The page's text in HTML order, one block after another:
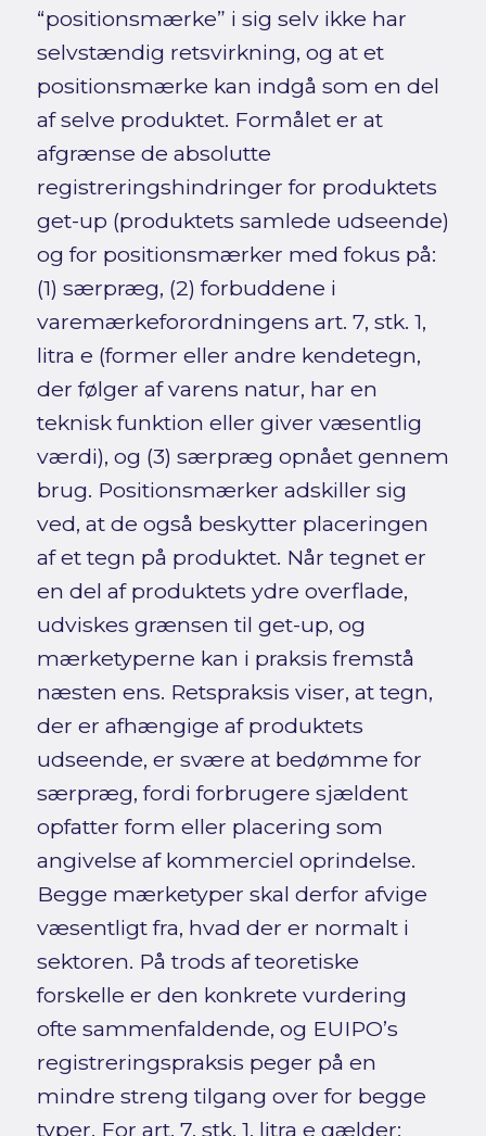
“positionsmærke” i sig selv ikke har
selvstændig retsvirkning, og at et
positionsmærke kan indgå som en del
af selve produktet. Formålet er at
afgrænse de absolutte
registreringshindringer for produktets
get-up (produktets samlede udseende)
og for positionsmærker med fokus på:
(1) særpræg, (2) forbuddene i
varemærkeforordningens art. 7, stk. 1,
litra e (former eller andre kendetegn,
der følger af varens natur, har en
teknisk funktion eller giver væsentlig
værdi), og (3) særpræg opnået gennem
brug. Positionsmærker adskiller sig
ved, at de også beskytter placeringen
af et tegn på produktet. Når tegnet er
en del af produktets ydre overflade,
udviskes grænsen til get-up, og
mærketyperne kan i praksis fremstå
næsten ens. Retspraksis viser, at tegn,
der er afhængige af produktets
udseende, er svære at bedømme for
særpræg, fordi forbrugere sjældent
opfatter form eller placering som
angivelse af kommerciel oprindelse.
Begge mærketyper skal derfor afvige
væsentligt fra, hvad der er normalt i
sektoren. På trods af teoretiske
forskelle er den konkrete vurdering
ofte sammenfaldende, og EUIPO’s
registreringspraksis peger på en
mindre streng tilgang over for begge
typer. For art. 7, stk. 1, litra e gælder: